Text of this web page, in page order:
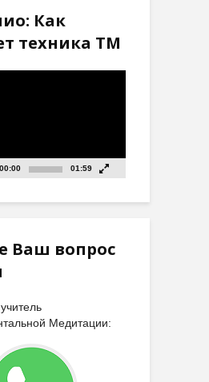
Как
техника ТМ
00:00 01:59
Ваш вопрос
Медитации: